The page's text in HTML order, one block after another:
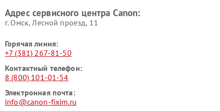
Адрес сервисного центра Canon:
г. Омск, ​Лесной проезд, 11
Горячая линия:
+7 (381) 267-81-50
Контактный телефон:
8 (800) 101-01-54
Электронная почта:
info@canon-fixim.ru